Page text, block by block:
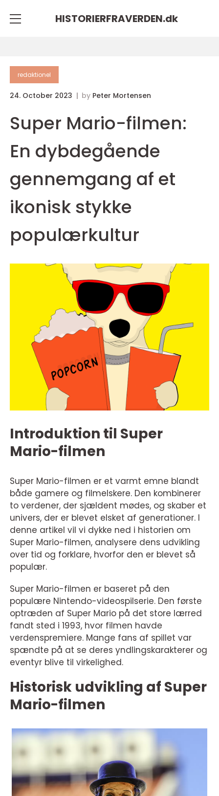
HISTORIERFRAVERDEN.dk
redaktionel
24. October 2023 by Peter Mortensen
Super Mario-filmen:
En dybdegående
gennemgang af et
ikonisk stykke
populærkultur
Introduktion til Super
Mario-filmen
Super Mario-filmen er et varmt emne blandt
både gamere og filmelskere. Den kombinerer
to verdener, der sjældent mødes, og skaber et
univers, der er blevet elsket af generationer. I
denne artikel vil vi dykke ned i historien om
Super Mario-filmen, analysere dens udvikling
over tid og forklare, hvorfor den er blevet så
populær.
Super Mario-filmen er baseret på den
populære Nintendo-videospilserie. Den første
optræden af Super Mario på det store lærred
fandt sted i 1993, hvor filmen havde
verdenspremiere. Mange fans af spillet var
spændte på at se deres yndlingskarakterer og
eventyr blive til virkelighed.
Historisk udvikling af Super
Mario-filmen